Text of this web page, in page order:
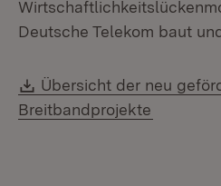
Deutsche Telekom baut
Download:
Übersicht der neu
Breitbandprojekte